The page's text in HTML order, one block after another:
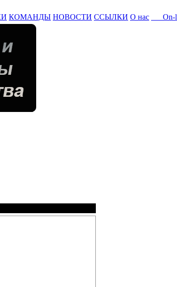
КОМАНДЫ НОВОСТИ ССЫЛКИ О нас On-